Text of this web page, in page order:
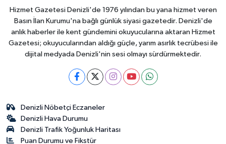
Hizmet Gazetesi Denizli'de 1976 yılından bu yana hizmet veren
Basın İlan Kurumu'na bağlı günlük siyasi gazetedir. Denizli'de
anlık haberler ile kent gündemini okuyucularına aktaran Hizmet
Gazetesi; okuyucularından aldığı güçle, yarım asırlık tecrübesi ile
dijital medyada Denizli'nin sesi olmayı sürdürmektedir.
Denizli Nöbetçi Eczaneler
Denizli Hava Durumu
Denizli Trafik Yoğunluk Haritası
Puan Durumu ve Fikstür